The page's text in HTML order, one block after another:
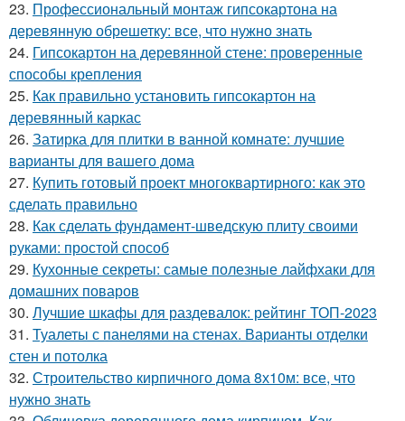
23. Профессиональный монтаж гипсокартона на
деревянную обрешетку: все, что нужно знать
24. Гипсокартон на деревянной стене: проверенные
способы крепления
25. Как правильно установить гипсокартон на
деревянный каркас
26. Затирка для плитки в ванной комнате: лучшие
варианты для вашего дома
27. Купить готовый проект многоквартирного: как это
сделать правильно
28. Как сделать фундамент-шведскую плиту своими
руками: простой способ
29. Кухонные секреты: самые полезные лайфхаки для
домашних поваров
30. Лучшие шкафы для раздевалок: рейтинг ТОП-2023
31. Туалеты с панелями на стенах. Варианты отделки
стен и потолка
32. Строительство кирпичного дома 8х10м: все, что
нужно знать